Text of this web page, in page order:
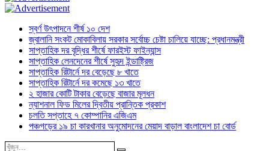
স্বর্ণ উৎপাদনে শীর্ষ ১০ দেশ
জ্বালানি সংকট মোকাবিলায় সরকার সর্বোচ্চ চেষ্টা চালিয়ে যাচ্ছে: প্রধানমন্ত্রী
সাপ্তাহিক দর বৃদ্ধির শীর্ষে ফারইস্ট ফাইন্যান্স
সাপ্তাহিক লেনদেনের শীর্ষে সুহৃদ ইন্ডাষ্ট্রিজ
সাপ্তাহিক রিটার্নে দর বেড়েছে ৮ খাতে
সাপ্তাহিক রিটার্নে দর কমেছে ১৩ খাতে
২ হাজার কোটি টাকার বেড়েছে বাজার মূলধন
ন্যাশনাল ফিড মিলের দ্বিতীয় প্রান্তিক প্রকাশ
চলতি সপ্তাহে ৭ কোম্পানির এজিএম
পঞ্চগড়ের ১৯ চা কারখানার অনুমোদনের মেয়াদ বাড়াল বাংলাদেশ চা বোর্ড